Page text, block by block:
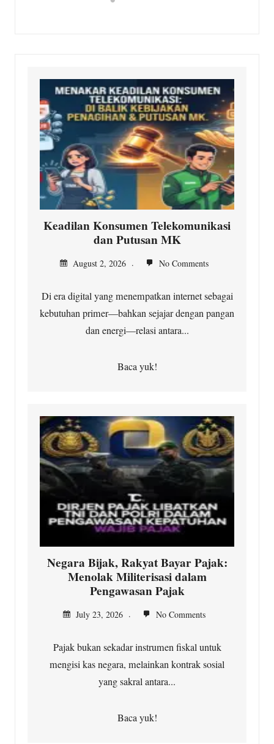
Keadilan Konsumen Telekomunikasi
dan Putusan MK
August 2, 2026 No Comments
Di era digital yang menempatkan internet sebagai
kebutuhan primer—bahkan sejajar dengan pangan
dan energi—relasi antara...
Baca yuk!
Negara Bijak, Rakyat Bayar Pajak:
Menolak Militerisasi dalam
Pengawasan Pajak
July 23, 2026 No Comments
Pajak bukan sekadar instrumen fiskal untuk
mengisi kas negara, melainkan kontrak sosial
yang sakral antara...
Baca yuk!